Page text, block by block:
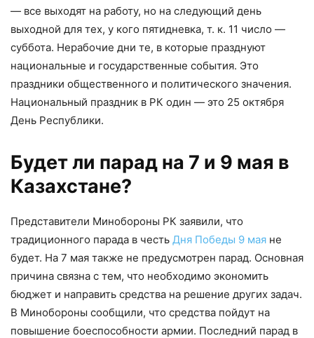
— все выходят на работу, но на следующий день
выходной для тех, у кого пятидневка, т. к. 11 число —
суббота. Нерабочие дни те, в которые празднуют
национальные и государственные события. Это
праздники общественного и политического значения.
Национальный праздник в РК один — это 25 октября
День Республики.
Будет ли парад на 7 и 9 мая в
Казахстане?
Представители Минобороны РК заявили, что
традиционного парада в честь Дня Победы 9 мая не
будет. На 7 мая также не предусмотрен парад. Основная
причина связна с тем, что необходимо экономить
бюджет и направить средства на решение других задач.
В Минобороны сообщили, что средства пойдут на
повышение боеспособности армии. Последний парад в